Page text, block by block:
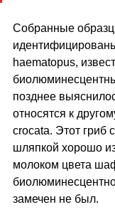
Собранные
haematopus,
позднее
относятся к
crocata. Этот гриб
шляпкой хорошо
молоком цвета
замечен не был.